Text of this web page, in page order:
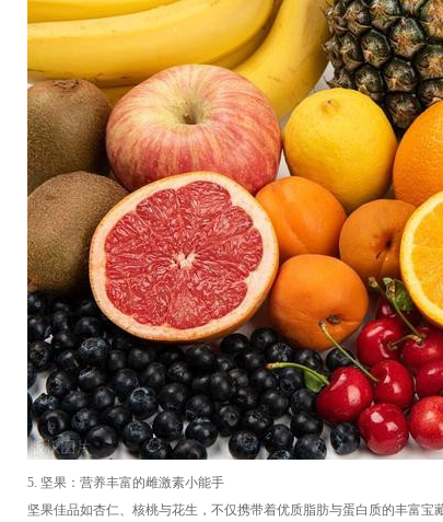
5. 坚果：营养丰富的雌激素小能手
坚果佳品如杏仁、核桃与花生，不仅携带着优质脂肪与蛋白质的丰富